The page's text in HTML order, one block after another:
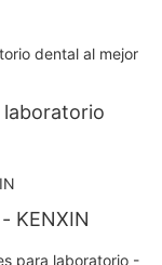
laboratorio
KENXIN